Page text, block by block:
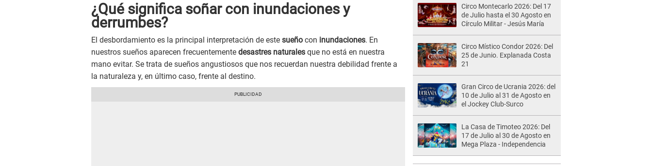
¿Qué significa soñar con inundaciones y
derrumbes?
El desbordamiento es la principal interpretación de este sueño con inundaciones. En
nuestros sueños aparecen frecuentemente desastres naturales que no está en nuestra
mano evitar. Se trata de sueños angustiosos que nos recuerdan nuestra debilidad frente a
la naturaleza y, en último caso, frente al destino.
Circo Montecarlo 2026: Del 17
de Julio hasta el 30 Agosto en
Círculo Militar - Jesús María
Circo Místico Condor 2026: Del
25 de Junio. Explanada Costa
21
Gran Circo de Ucrania 2026: del
10 de Julio al 31 de Agosto en
el Jockey Club-Surco
La Casa de Timoteo 2026: Del
17 de Julio al 30 de Agosto en
Mega Plaza - Independencia